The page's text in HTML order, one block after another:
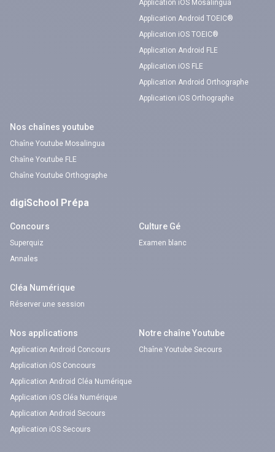
Application iOS Mosalingua
Application Android TOEIC®
Application iOS TOEIC®
Application Android FLE
Application iOS FLE
Application Android Orthographe
Application iOS Orthographe
Nos chaînes youtube
Chaîne Youtube Mosalingua
Chaîne Youtube FLE
Chaîne Youtube Orthographe
digiSchool Prépa
Concours
Superquiz
Annales
Culture Gé
Examen blanc
Cléa Numérique
Réserver une session
Nos applications
Application Android Concours
Application iOS Concours
Application Android Cléa Numérique
Application iOS Cléa Numérique
Application Android Secours
Application iOS Secours
Notre chaîne Youtube
Chaîne Youtube Secours